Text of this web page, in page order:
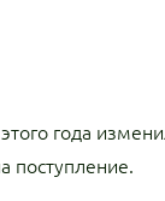
года
поступление.